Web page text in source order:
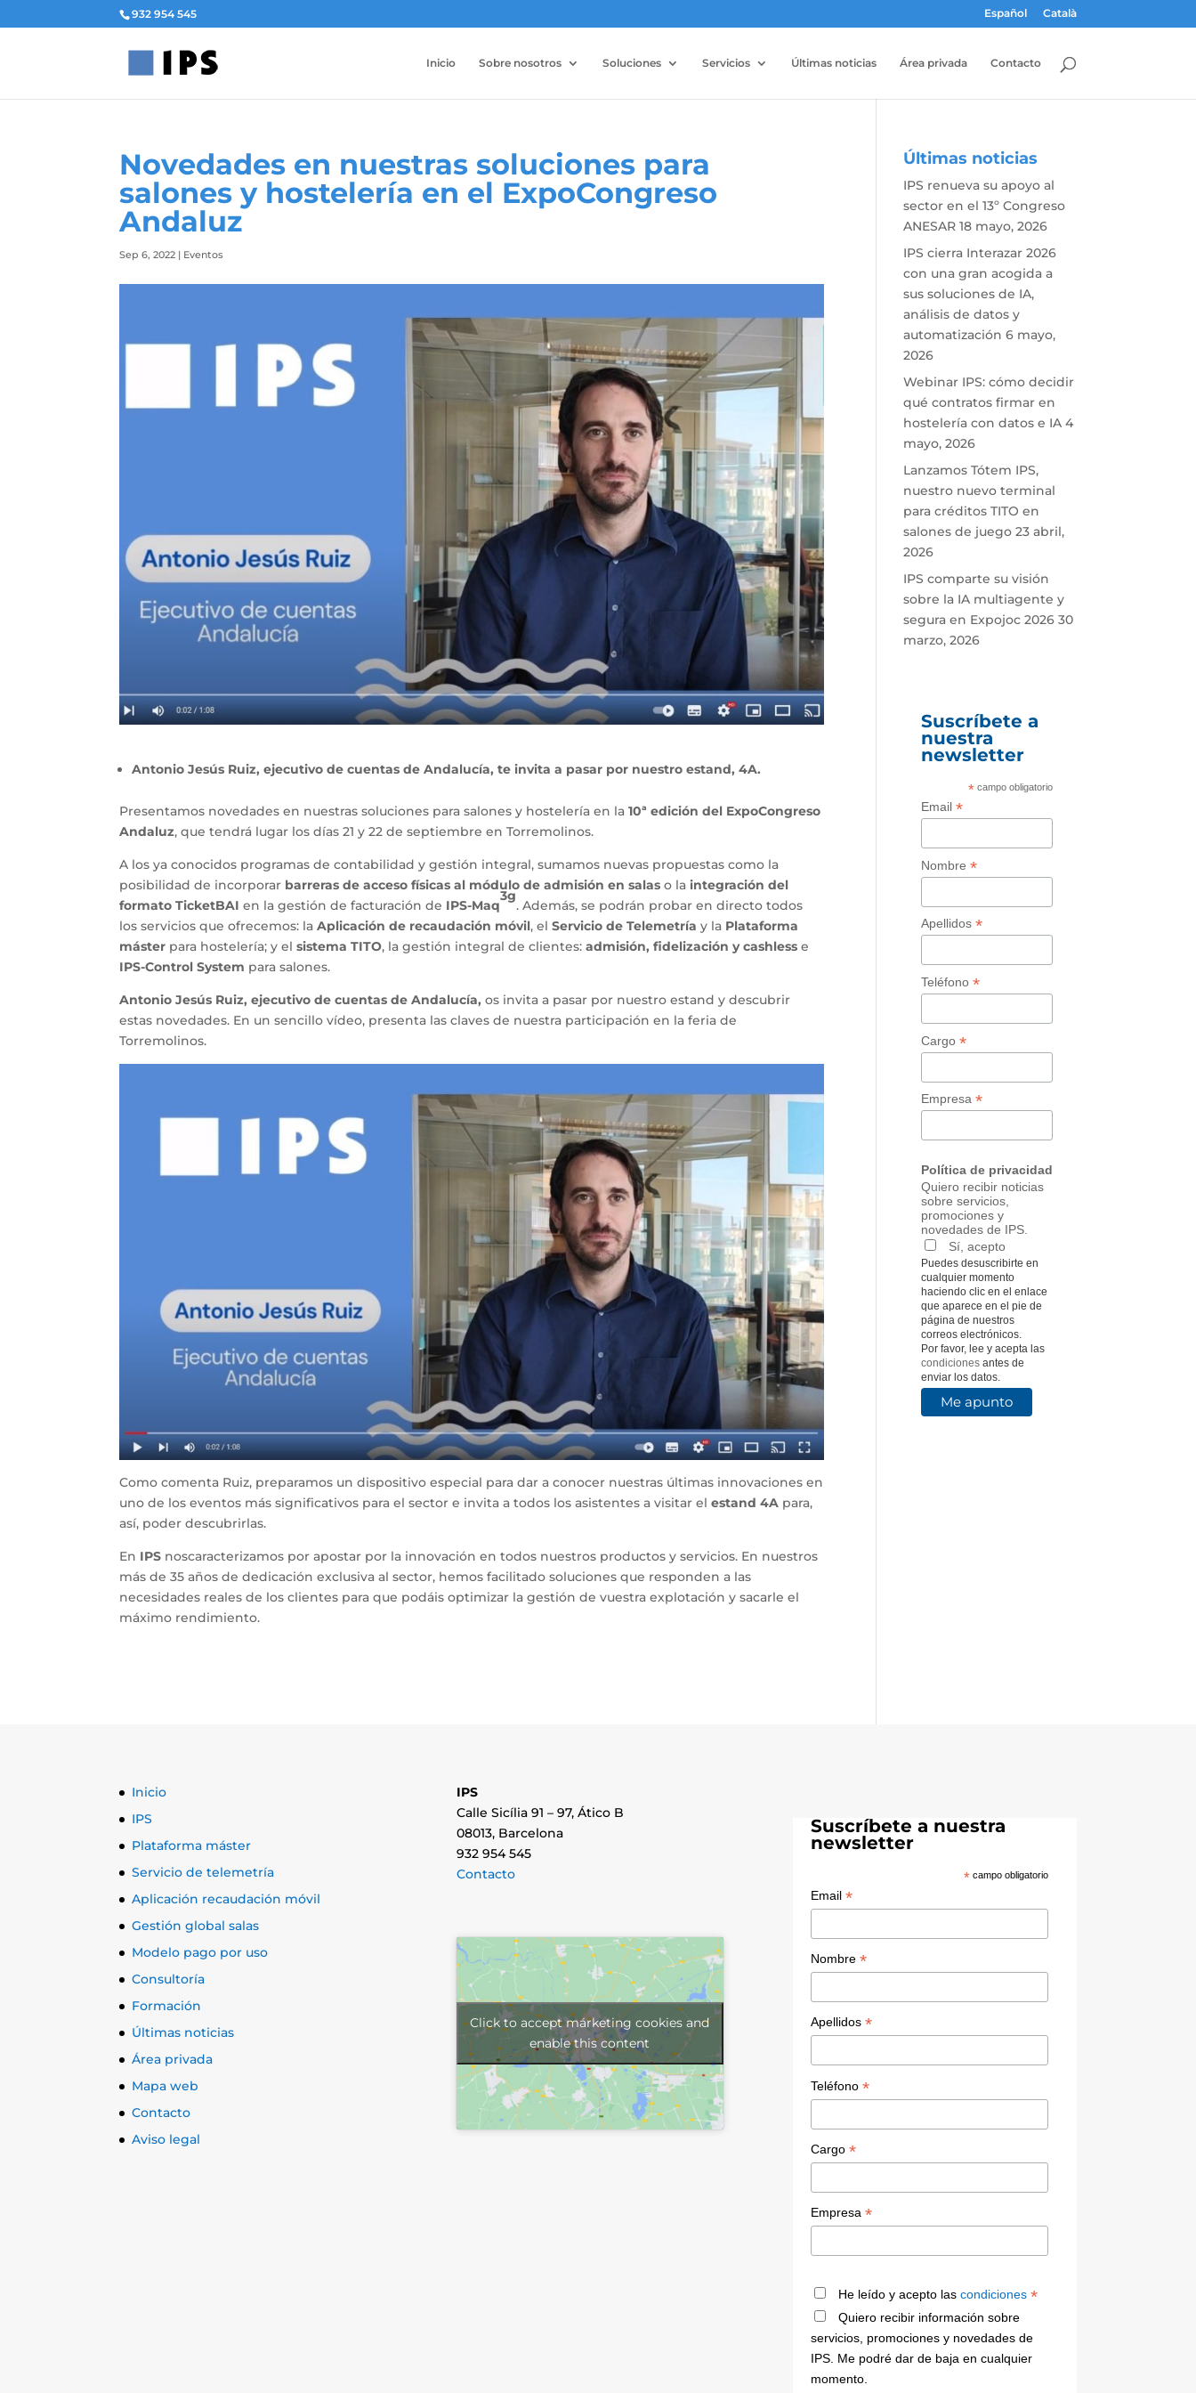
932 954 545 Español Català
Inicio Sobre nosotros Soluciones Servicios Últimas noticias Área privada Contacto
Novedades en nuestras soluciones para
salones y hostelería en el ExpoCongreso
Andaluz
Sep 6, 2022 | Eventos
Antonio Jesús Ruiz, ejecutivo de cuentas de Andalucía, te invita a pasar por nuestro estand, 4A.
Presentamos novedades en nuestras soluciones para salones y hostelería en la10ª edición del ExpoCongreso
Andaluz, que tendrá lugar los días 21 y 22 de septiembre en Torremolinos.
A los ya conocidos programas de contabilidad y gestión integral, sumamos nuevas propuestas como la
posibilidad de incorporar barreras de acceso físicas al módulo de admisión en salas o laintegración del
formato TicketBAI en la gestión de facturación de IPS-Maq
3g
. Además, se podrán probar en directo todos
los servicios que ofrecemos: laAplicación de recaudación móvil, elServicio de Telemetría y la Plataforma
máster para hostelería; y elsistema TITO, la gestión integral de clientes:admisión, fidelización y cashless e
IPS-Control System para salones.
Antonio Jesús Ruiz, ejecutivo de cuentas de Andalucía, os invita a pasar por nuestro estand y descubrir
estas novedades. En un sencillo vídeo, presenta las claves de nuestra participación en la feria de
Torremolinos.
Como comenta Ruiz, preparamos un dispositivo especial para dar a conocer nuestras últimas innovaciones en
uno de los eventos más significativos para el sector e invita a todos los asistentes a visitar elestand 4A para,
así, poder descubrirlas.
En IPS noscaracterizamos por apostar por la innovación en todos nuestros productos y servicios. En nuestros
más de 35 años de dedicación exclusiva al sector, hemos facilitado soluciones que responden a las
necesidades reales de los clientes para que podáis optimizar la gestión de vuestra explotación y sacarle el
máximo rendimiento.
Últimas noticias
IPS renueva su apoyo al
sector en el 13º Congreso
ANESAR 18 mayo, 2026
IPS cierra Interazar 2026
con una gran acogida a
sus soluciones de IA,
análisis de datos y
automatización 6 mayo,
2026
Webinar IPS: cómo decidir
qué contratos firmar en
hostelería con datos e IA 4
mayo, 2026
Lanzamos Tótem IPS,
nuestro nuevo terminal
para créditos TITO en
salones de juego 23 abril,
2026
IPS comparte su visión
sobre la IA multiagente y
segura en Expojoc 2026 30
marzo, 2026
Suscríbete a
nuestra
newsletter
* campo obligatorio
Email*
Nombre*
Apellidos*
Teléfono*
Cargo*
Empresa*
Política de privacidad
Quiero recibir noticias
sobre servicios,
promociones y
novedades de IPS.
Sí, acepto
Puedes desuscribirte en
cualquier momento
haciendo clic en el enlace
que aparece en el pie de
página de nuestros
correos electrónicos.
Por favor, lee y acepta las
condiciones antes de
enviar los datos.
Inicio
IPS
Plataforma máster
Servicio de telemetría
Aplicación recaudación móvil
Gestión global salas
Modelo pago por uso
Consultoría
Formación
Últimas noticias
Área privada
Mapa web
Contacto
Aviso legal
IPS
Calle Sicília 91 – 97, Ático B
08013, Barcelona
932 954 545
Contacto
Click to accept márketing cookies and
enable this content
Suscríbete a nuestra
newsletter
* campo obligatorio
Email *
Nombre *
Apellidos *
Teléfono *
Cargo *
Empresa *
He leído y acepto las condiciones *
Quiero recibir información sobre
servicios, promociones y novedades de
IPS. Me podré dar de baja en cualquier
momento.